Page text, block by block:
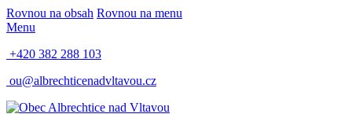
Rovnou na obsah Rovnou na menu
Menu
+420 382 288 103
ou@albrechticenadvltavou.cz